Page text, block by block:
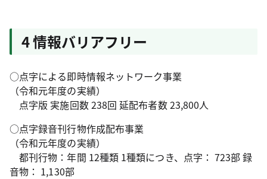
4 情報バリアフリー
○点字による即時情報ネットワーク事業
（令和元年度の実績）
点字版 実施回数 238回 延配布者数 23,800人
○点字録音刊行物作成配布事業
（令和元年度の実績）
都刊行物：年間 12種類 1種類につき、点字： 723部 録
音物： 1,130部